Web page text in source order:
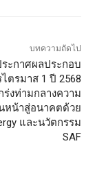
บทความถัดไป
ะกาศผลประกอบ
ไตรมาส 1 ปี 2568
ร่งท่ามกลางความ
หน้าสู่อนาคตด้วย
และนวัตกรรม
SAF